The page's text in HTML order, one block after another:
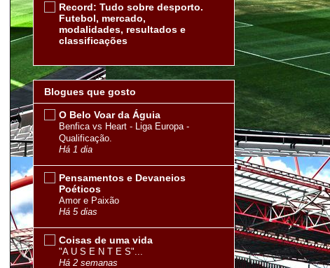
Record: Tudo sobre desporto.
Futebol, mercado,
modalidades, resultados e
classificações
Blogues que gosto
O Belo Voar da Águia
Benfica vs Heart - Liga Europa -
Qualificação.
Há 1 dia
Pensamentos e Devaneios
Poéticos
Amor e Paixão
Há 5 dias
Coisas de uma vida
"A U S E N T E S"...
Há 2 semanas